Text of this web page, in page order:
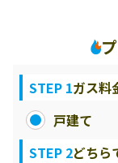
STEP 1ガス料
戸建て
STEP 2どちら